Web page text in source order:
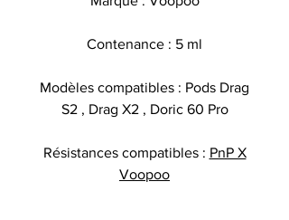
Contenance : 5 ml
Modèles compatibles : Pods Drag
S2 , Drag X2 , Doric 60 Pro
Résistances compatibles : PnP X
Voopoo